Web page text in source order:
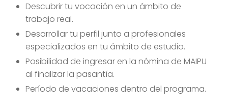
Descubrir tu vocación en un ámbito de
trabajo real.
Desarrollar tu perfil junto a profesionales
especializados en tu ámbito de estudio.
Posibilidad de ingresar en la nómina de MAIPU
al finalizar la pasantía.
Período de vacaciones dentro del programa.